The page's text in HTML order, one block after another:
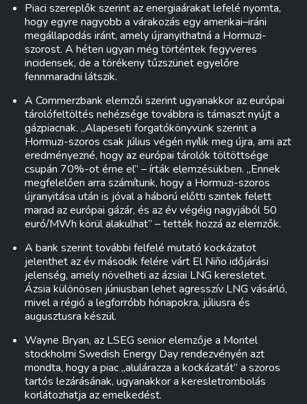
Piaci szereplők szerint az energiaárakat lefelé nyomta,
hogy egyre nagyobb a várakozás egy amerikai–iráni
megállapodás iránt, amely újranyithatná a Hormuzi-
szorost. A héten ugyan még történtek fegyveres
incidensek, de a törékeny tűzszünet egyelőre
fennmaradni látszik.
A Commerzbank elemzői szerint ugyanakkor az európai
tárolófeltöltés nehézsége továbbra is támaszt nyújt a
gázpiacnak. „Alapeseti forgatókönyvünk szerint a
Hormuzi-szoros csak július végén nyílik meg újra, ami azt
eredményezné, hogy az európai tárolók töltöttsége
csupán 70%-ot érne el” – írták elemzésükben. „Ennek
megfelelően arra számítunk, hogy a Hormuzi-szoros
újranyitása után is jóval a háború előtti szintek felett
marad az európai gázár, és az év végéig nagyjából 50
euró/MWh körül alakulhat” – tették hozzá az elemzők.
A bank szerint további felfelé mutató kockázatot
jelenthet az év második felére várt El Niño időjárási
jelenség, amely növelheti az ázsiai LNG keresletet.
Ázsia különösen júniusban lehet agresszív LNG vásárló,
mivel a régió a legforróbb hónapokra, júliusra és
augusztusra készül.
Wayne Bryan, az LSEG senior elemzője a Montel
stockholmi Swedish Energy Day rendezvényén azt
mondta, hogy a piac „alulárazza a kockázatát” a szoros
tartós lezárásának, ugyanakkor a keresletrombolás
korlátozhatja az emelkedést.